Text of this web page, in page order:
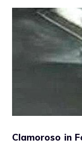
Clamoroso in